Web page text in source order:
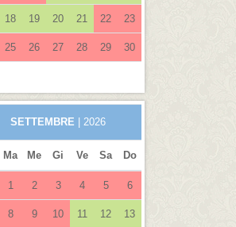
18 19 20 21 22 23
25 26 27 28 29 30
SETTEMBRE | 2026
Ma Me Gi Ve Sa Do
1 2 3 4 5 6
8 9 10 11 12 13